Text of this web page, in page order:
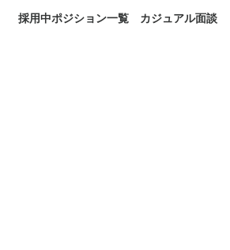
採用中ポジション一覧 カジュアル面談